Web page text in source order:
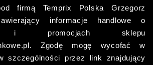
firmą Temprix Polska Grzegorz
informacje handlowe o
i promocjach sklepu
Zgodę mogę wycofać w
szczególności przez link znajdujący